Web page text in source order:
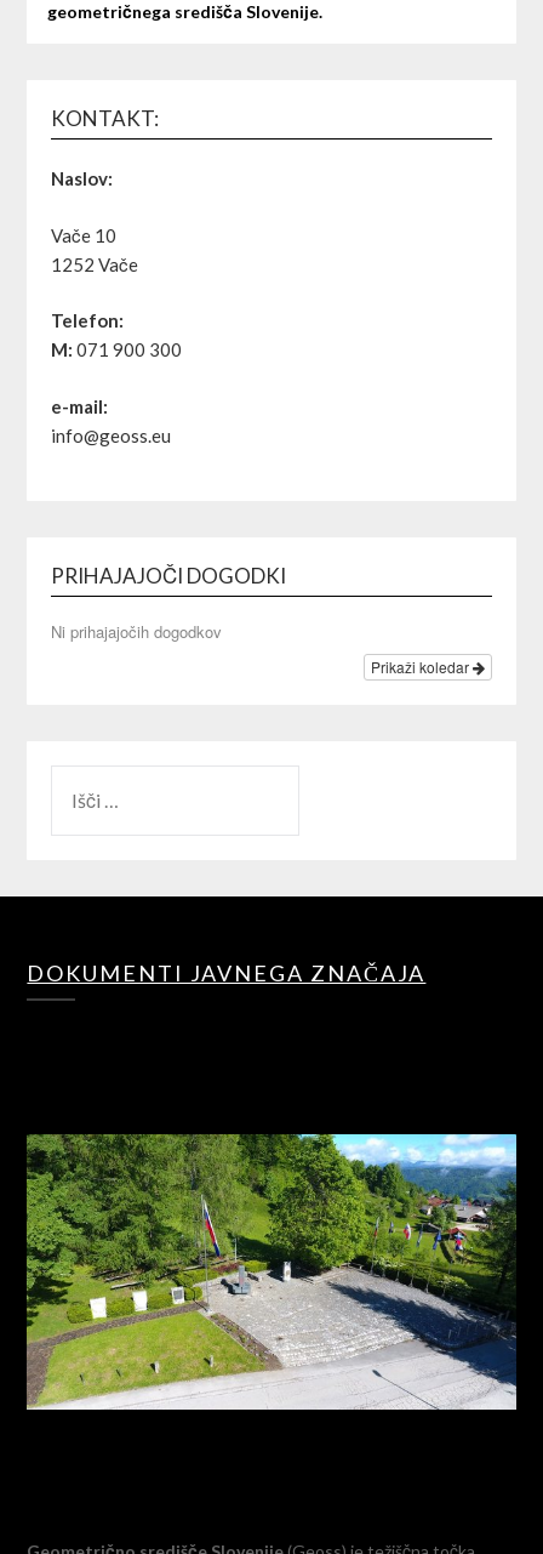
geometričnega središča Slovenije.
KONTAKT:
Naslov:
Vače 10
1252 Vače
Telefon:
M: 071 900 300
e-mail:
info@geoss.eu
PRIHAJAJOČI DOGODKI
Ni prihajajočih dogodkov
Prikaži koledar
DOKUMENTI JAVNEGA ZNAČAJA